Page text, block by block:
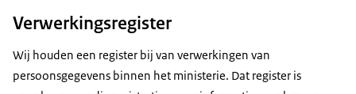
Verwerkingsregister
Wij houden een register bij van verwerkingen van
persoonsgegevens binnen het ministerie. Dat register is